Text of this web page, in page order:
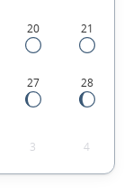
20 21
27 28
3 4